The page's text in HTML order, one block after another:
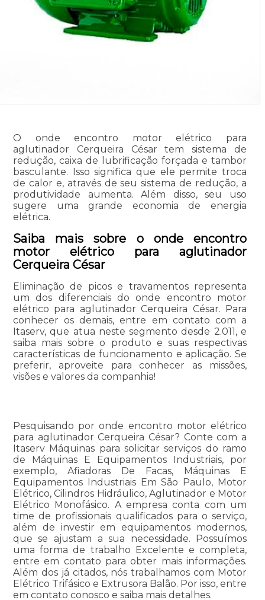
O onde encontro motor elétrico para
aglutinador Cerqueira César tem sistema de
redução, caixa de lubrificação forçada e tambor
basculante. Isso significa que ele permite troca
de calor e, através de seu sistema de redução, a
produtividade aumenta. Além disso, seu uso
sugere uma grande economia de energia
elétrica.
Saiba mais sobre o onde encontro
motor elétrico para aglutinador
Cerqueira César
Eliminação de picos e travamentos representa
um dos diferenciais do onde encontro motor
elétrico para aglutinador Cerqueira César. Para
conhecer os demais, entre em contato com a
Itaserv, que atua neste segmento desde 2.011, e
saiba mais sobre o produto e suas respectivas
características de funcionamento e aplicação. Se
preferir, aproveite para conhecer as missões,
visões e valores da companhia!
Pesquisando por onde encontro motor elétrico
para aglutinador Cerqueira César? Conte com a
Itaserv Máquinas para solicitar serviços do ramo
de Máquinas E Equipamentos Industriais, por
exemplo, Afiadoras De Facas, Máquinas E
Equipamentos Industriais Em São Paulo, Motor
Elétrico, Cilindros Hidráulico, Aglutinador e Motor
Elétrico Monofásico. A empresa conta com um
time de profissionais qualificados para o serviço,
além de investir em equipamentos modernos,
que se ajustam a sua necessidade. Possuímos
uma forma de trabalho Excelente e completa,
entre em contato para obter mais informações.
Além dos já citados, nós trabalhamos com Motor
Elétrico Trifásico e Extrusora Balão. Por isso, entre
em contato conosco e saiba mais detalhes.